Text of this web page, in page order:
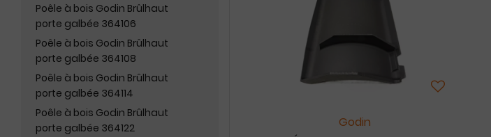
Poêle à bois Godin Brûlhaut
porte galbée 364106
Poêle à bois Godin Brûlhaut
porte galbée 364108
Poêle à bois Godin Brûlhaut
porte galbée 364114
Poêle à bois Godin Brûlhaut
porte galbée 364122
Godin